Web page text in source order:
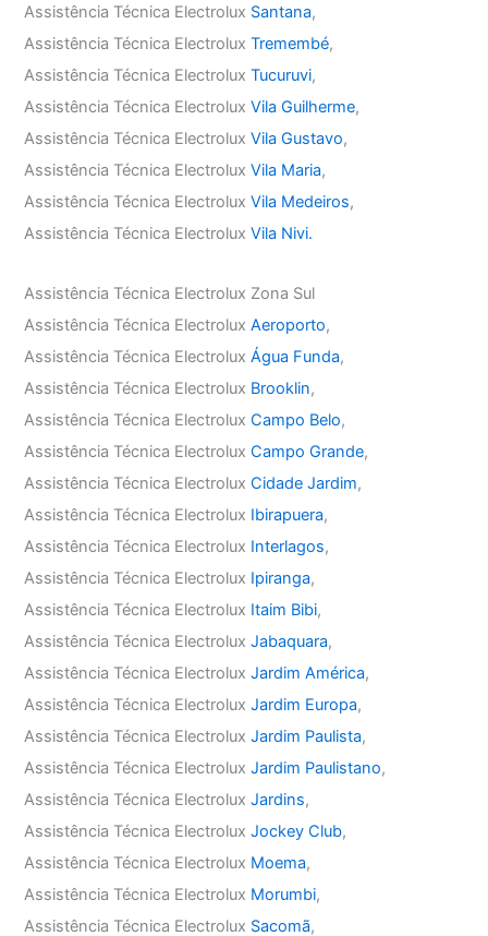
Assistência Técnica Electrolux Santana,
Assistência Técnica ElectroluxTremembé,
Assistência Técnica ElectroluxTucuruvi,
Assistência Técnica ElectroluxVila Guilherme,
Assistência Técnica ElectroluxVila Gustavo,
Assistência Técnica ElectroluxVila Maria,
Assistência Técnica ElectroluxVila Medeiros,
Assistência Técnica ElectroluxVila Nivi.
Assistência Técnica Electrolux Zona Sul
Assistência Técnica ElectroluxAeroporto,
Assistência Técnica ElectroluxÁgua Funda,
Assistência Técnica Electrolux Brooklin,
Assistência Técnica ElectroluxCampo Belo,
Assistência Técnica ElectroluxCampo Grande,
Assistência Técnica ElectroluxCidade Jardim,
Assistência Técnica Electrolux Ibirapuera,
Assistência Técnica Electrolux Interlagos,
Assistência Técnica Electrolux Ipiranga,
Assistência Técnica Electrolux Itaim Bibi,
Assistência Técnica ElectroluxJabaquara,
Assistência Técnica ElectroluxJardim América,
Assistência Técnica ElectroluxJardim Europa,
Assistência Técnica ElectroluxJardim Paulista,
Assistência Técnica ElectroluxJardim Paulistano,
Assistência Técnica ElectroluxJardins,
Assistência Técnica ElectroluxJockey Club,
Assistência Técnica Electrolux Moema,
Assistência Técnica Electrolux Morumbi,
Assistência Técnica Electrolux Sacomã,